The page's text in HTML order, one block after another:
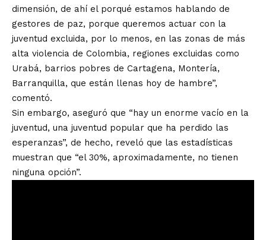
dimensión, de ahí el porqué estamos hablando de
gestores de paz, porque queremos actuar con la
juventud excluida, por lo menos, en las zonas de más
alta violencia de Colombia, regiones excluidas como
Urabá, barrios pobres de Cartagena, Montería,
Barranquilla, que están llenas hoy de hambre”,
comentó.
Sin embargo, aseguró que “hay un enorme vacío en la
juventud, una juventud popular que ha perdido las
esperanzas”, de hecho, reveló que las estadísticas
muestran que “el 30%, aproximadamente, no tienen
ninguna opción”.